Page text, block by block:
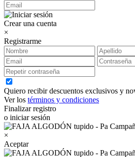
Crear una cuenta
×
Registrarme
Quiero recibir descuentos exclusivos y
Ver los términos y condiciones
Finalizar registro
o iniciar sesión
×
Aceptar